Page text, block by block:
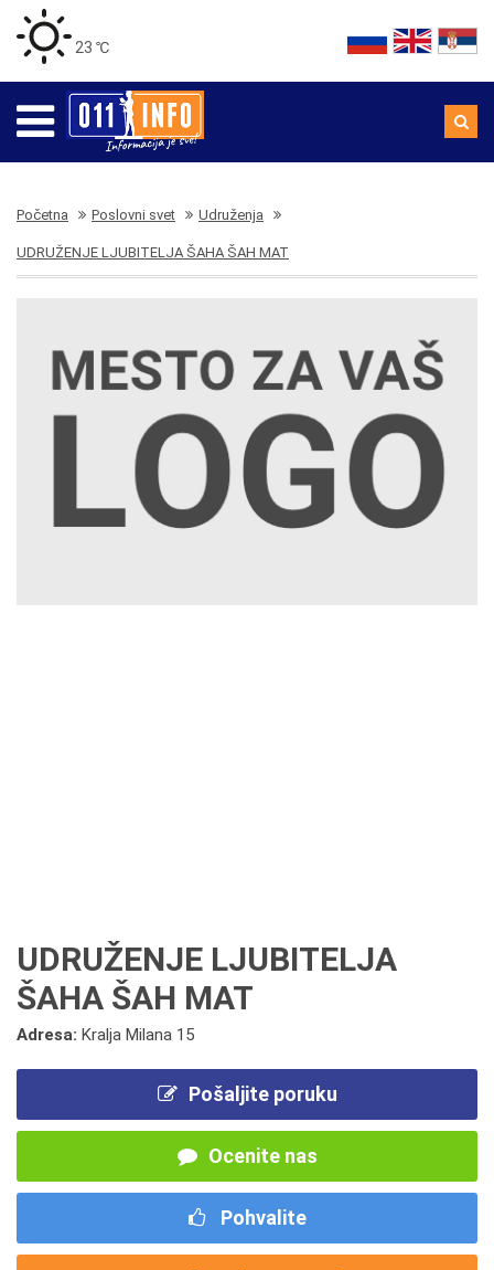
23 ℃
Početna Poslovni svet Udruženja
UDRUŽENJE LJUBITELJA ŠAHA ŠAH MAT
UDRUŽENJE LJUBITELJA
ŠAHA ŠAH MAT
Adresa: Kralja Milana 15
Pošaljite poruku
Ocenite nas
Pohvalite